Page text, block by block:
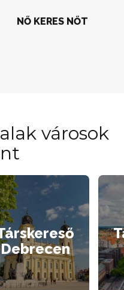
NŐ KERES NŐT
városok
Debrecen